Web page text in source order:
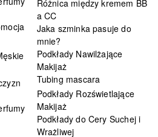
Różnica między kremem BB
a CC
Jaka szminka pasuje do
mnie?
Podkłady Nawilżające
Makijaż
Tubing mascara
Podkłady Rozświetlające
Makijaż
Podkłady do Cery Suchej i
Wrażliwej